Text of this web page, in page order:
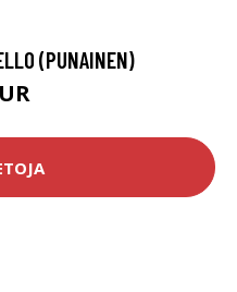
(PUNAINEN)